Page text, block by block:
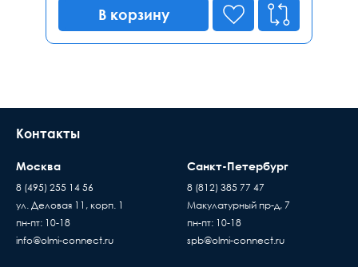
В корзину
Контакты
Москва
8 (495) 255 14 56
ул. Деловая 11, корп. 1
пн-пт: 10-18
info@olmi-connect.ru
Санкт-Петербург
8 (812) 385 77 47
Макулатурный пр-д, 7
пн-пт: 10-18
spb@olmi-connect.ru